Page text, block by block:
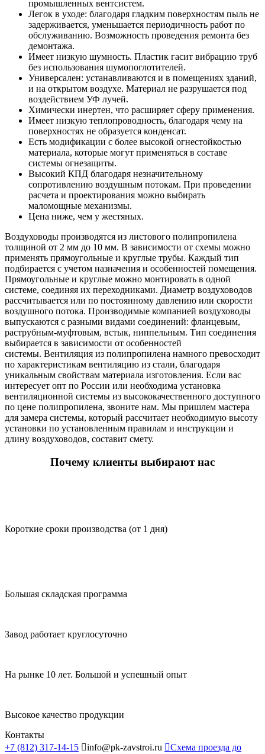
промышленных вентсистем.
Легок в уходе: благодаря гладким поверхностям пыль не
задерживается, уменьшается периодичность работ по
обслуживанию. Возможность проведения ремонта без
демонтажа.
Имеет низкую шумность. Пластик гасит вибрацию труб
без использования шумопоглотителей.
Универсален: устанавливаются и в помещениях зданий,
и на открытом воздухе. Материал не разрушается под
воздействием УФ лучей.
Химически инертен, что расширяет сферу применения.
Имеет низкую теплопроводность, благодаря чему на
поверхностях не образуется конденсат.
Есть модификации с более высокой огнестойкостью
материала, которые могут применяться в составе
системы огнезащиты.
Высокий КПД благодаря незначительному
сопротивлению воздушным потокам. При проведении
расчета и проектирования можно выбирать
маломощные механизмы.
Цена ниже, чем у жестяных.
Воздуховоды производятся из листового полипропилена
толщиной от 2 мм до 10 мм. В зависимости от схемы можно
применять прямоугольные и круглые трубы. Каждый тип
подбирается с учетом назначения и особенностей помещения.
Прямоугольные и круглые можно монтировать в одной
системе, соединяя их переходниками. Диаметр воздуховодов
рассчитывается или по постоянному давлению или скорости
воздушного потока. Производимые компанией воздуховоды
выпускаются с разными видами соединений: фланцевым,
раструбным-муфтовым, встык, ниппельным. Тип соединения
выбирается в зависимости от особенностей
системы. Вентиляция из полипропилена намного превосходит
по характеристикам вентиляцию из стали, благодаря
уникальным свойствам материала изготовления. Если вас
интересует опт по России или необходима установка
вентиляционной системы из высококачественного доступного
по цене полипропилена, звоните нам. Мы пришлем мастера
для замера системы, который рассчитает необходимую высоту
установки по установленным правилам и инструкции и
длину воздуховодов, составит смету.
Почему клиенты выбирают нас
Короткие сроки производства (от 1 дня)
Большая складская программа
Завод работает круглосуточно
На рынке 10 лет. Большой и успешный опыт
Высокое качество продукции
Контакты
+7 (812) 317-14-15 info@pk-zavstroi.ru Схема проезда до